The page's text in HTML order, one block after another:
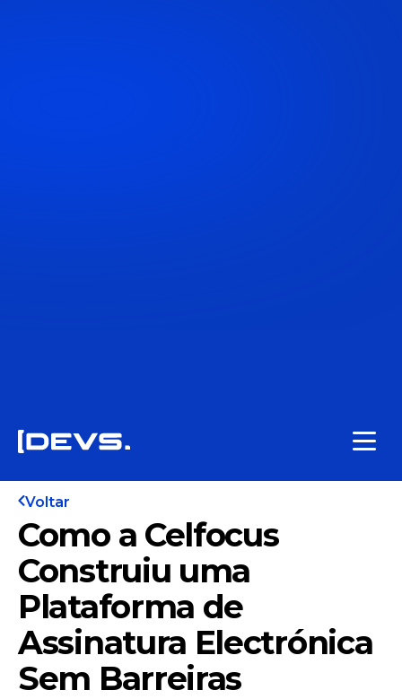
Voltar
Como a Celfocus
Construiu uma
Plataforma de
Assinatura Electrónica
Sem Barreiras